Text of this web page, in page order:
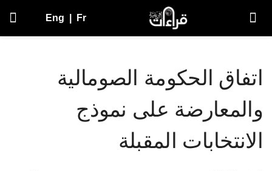
Eng Fr
اتفاق الحكومة الصومالية
والمعارضة على نموذج
الانتخابات المقبلة